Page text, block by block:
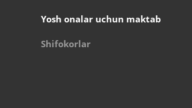
Yosh onalar uchun maktab
Shifokorlar